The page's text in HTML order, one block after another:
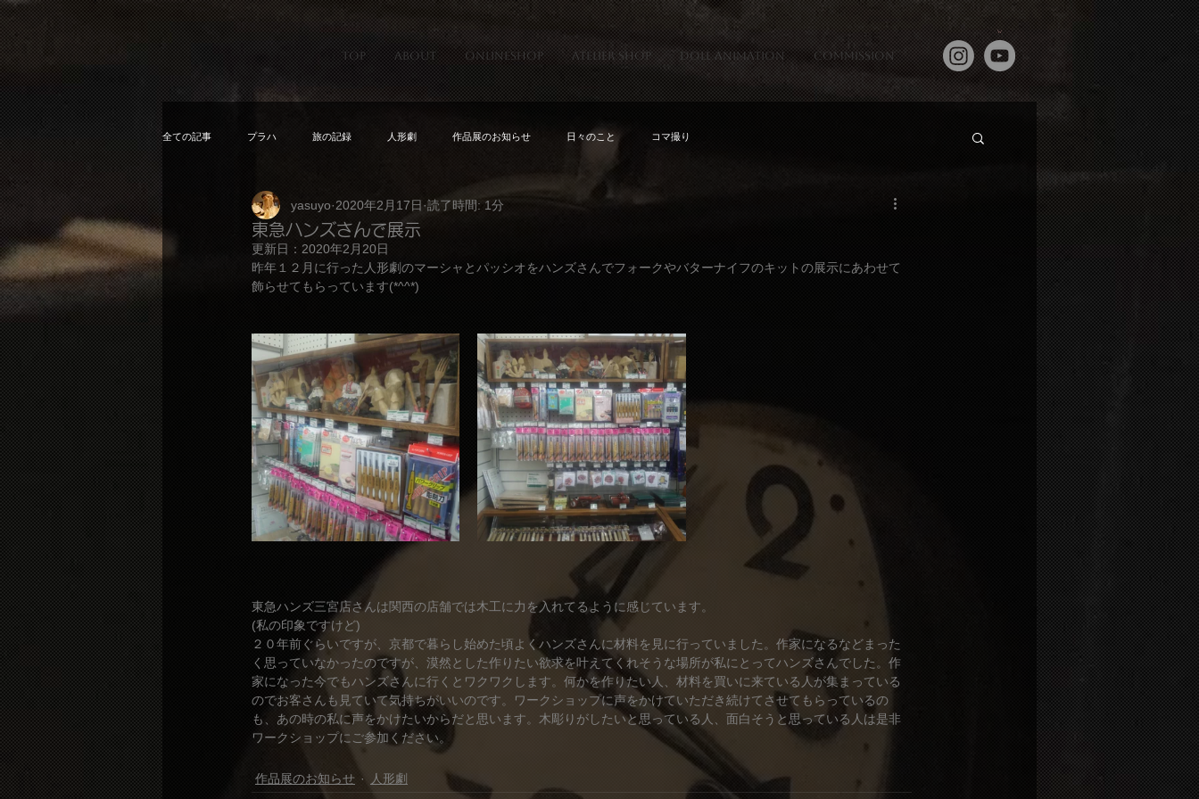
TOP about onlineshop atelier shop doll animation commission
全ての記事 プラハ 旅の記録 人形劇 作品展のお知らせ 日々のこと コマ撮り
東急ハンズさんで展示
yasuyo 2020年2月17日 読了時間: 1分
更新日： 2020年2月20日
昨年１２月に行った人形劇のマーシャとパッシオをハンズさんでフォークやバターナイフのキットの展示にあわせて
飾らせてもらっています(*^^*)
東急ハンズ三宮店さんは関西の店舗では木工に力を入れてるように感じています。
(私の印象ですけど)
２０年前ぐらいですが、京都で暮らし始めた頃よくハンズさんに材料を見に行っていました。作家になるなどまった
く思っていなかったのですが、漠然とした作りたい欲求を叶えてくれそうな場所が私にとってハンズさんでした。作
家になった今でもハンズさんに行くとワクワクします。何かを作りたい人、材料を買いに来ている人が集まっている
のでお客さんも見ていて気持ちがいいのです。ワークショップに声をかけていただき続けてさせてもらっているの
も、あの時の私に声をかけたいからだと思います。木彫りがしたいと思っている人、面白そうと思っている人は是非
ワークショップにご参加ください。
作品展のお知らせ 人形劇